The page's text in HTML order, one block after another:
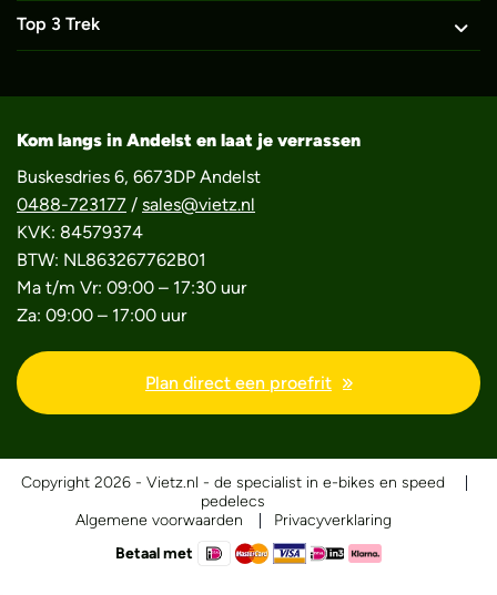
Top 3 Trek
Kom langs in Andelst en laat je verrassen
Buskesdries 6, 6673DP Andelst
0488-723177 / sales@vietz.nl
KVK: 84579374
BTW: NL863267762B01
Ma t/m Vr: 09:00 – 17:30 uur
Za: 09:00 – 17:00 uur
Plan direct een proefrit
Copyright 2026 - Vietz.nl - de specialist in e-bikes en speed
pedelecs
Algemene voorwaarden
Privacyverklaring
Betaal met